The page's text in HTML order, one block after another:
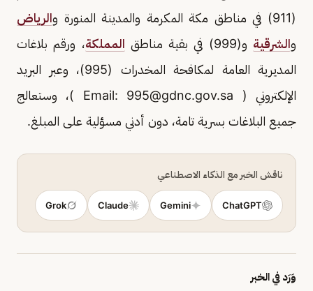
(911) في مناطق مكة المكرمة والمدينة المنورة و
الرياض
والشرقية و(999) في بقية مناطق المملكة، ورقم بلاغات
المديرية العامة لمكافحة المخدرات (995)، وعبر البريد
الإلكتروني ( Email: 995@gdnc.gov.sa
)، وستعالج
جميع البلاغات بسرية تامة، دون أدني مسؤلية على المبلغ.
ناقش الخبر مع الذكاء الاصطناعي
ChatGPT
Gemini
Claude
Grok
وَرَد في الخبر